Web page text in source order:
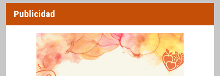
Publicidad